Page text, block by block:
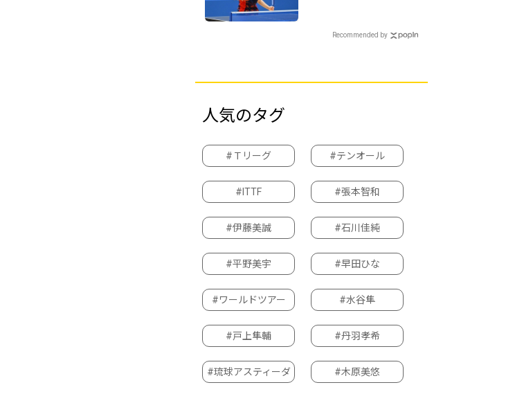
天王寺・髙森愛央が
Recommended by
人気のタグ
#Ｔリーグ #テンオール
#ITTF #張本智和
#伊藤美誠 #石川佳純
#平野美宇 #早田ひな
#ワールドツアー #水谷隼
#戸上隼輔 #丹羽孝希
#琉球アスティーダ #木原美悠